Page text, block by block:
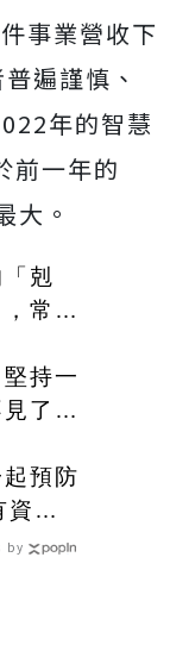
事業營收下
遍謹慎、
年的智慧
前一年的
大。
剋
常吃
腰
持一
了，
預防
資格
by